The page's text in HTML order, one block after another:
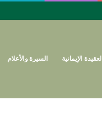
العقيدة الإيمانية السيرة والأعلام